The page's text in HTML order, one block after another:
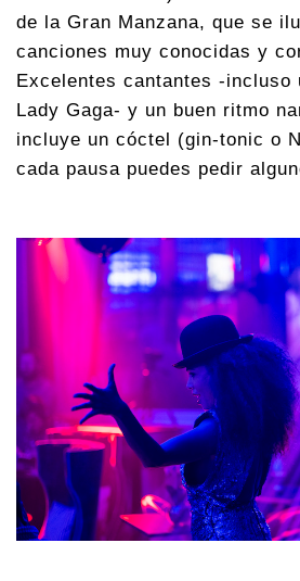
de la Gran Manzana, que se
canciones muy conocidas y
Excelentes cantantes -incluso
Lady Gaga- y un buen ritmo
incluye un cóctel (gin-tonic o
cada pausa puedes pedir